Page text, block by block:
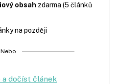
obsah zdarma (5 článků
na později
Nebo
a dočíst článek